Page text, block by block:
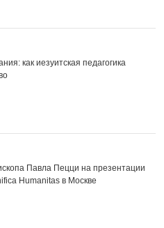
как иезуитская педагогика
Павла Пецци на презентации
Нumanitas в Москве